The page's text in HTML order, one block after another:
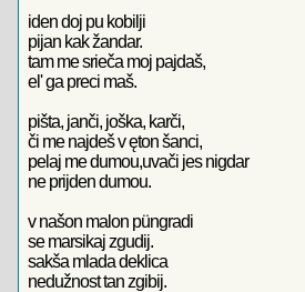
iden doj pu kobilji
pijan kak žandar.
tam me srieča moj pajdaš,
el' ga preci maš.
pišta, janči, joška, karči,
či me najdeš v ęton šanci,
pelaj me dumou,uvači jes nigdar
ne prijden dumou.
v našon malon püngradi
se marsikaj zgudij.
sakša mlada deklica
nedužnost tan zgibij.